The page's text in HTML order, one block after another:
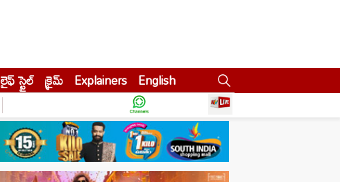
లైఫ్ స్టైల్ క్రైమ్ Explainers English